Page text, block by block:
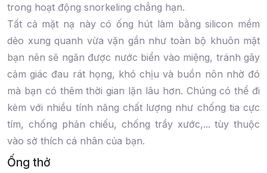
trong hoạt động snorkeling chẳng hạn.
Tất cả mặt nạ này có ống hút làm bằng silicon mềm
dẻo xung quanh vừa vặn gần như toàn bộ khuôn mặt
bạn nên sẽ ngăn được nước biển vào miệng, tránh gây
cảm giác đau rát họng, khó chịu và buồn nôn nhờ đó
mà bạn có thêm thời gian lặn lâu hơn. Chúng có thể đi
kèm với nhiều tính năng chất lượng như chống tia cực
tím, chống phản chiếu, chống trầy xước,... tùy thuộc
vào sở thích cá nhân của bạn.
Ống thở